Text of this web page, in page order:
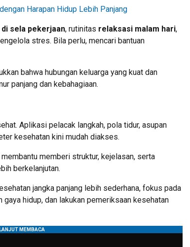
Harapan Hidup Lebih Panjang
sela pekerjaan, rutinitas relaksasi malam hari,
stres. Bila perlu, mencari bantuan
bahwa hubungan keluarga yang kuat dan
panjang dan kebahagiaan.
Aplikasi pelacak langkah, pola tidur, asupan
kesehatan kini mudah diakses.
memberi struktur, kejelasan, serta
berkelanjutan.
jangka panjang lebih sederhana, fokus pada
hidup, dan lakukan pemeriksaan kesehatan